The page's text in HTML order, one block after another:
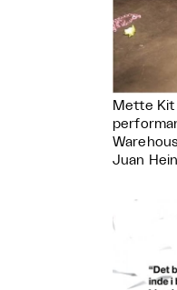
Mette Kit
Juan